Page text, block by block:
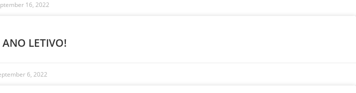
16, 2022
LETIVO!
6, 2022